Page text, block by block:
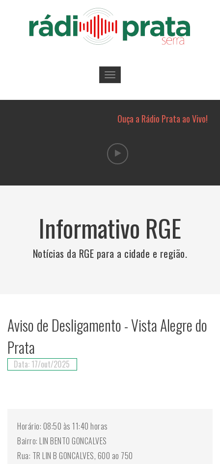
Toggle
navigation
Ouça a Rádio Prata ao Vivo!
Informativo RGE
Notícias da RGE para a cidade e região.
Aviso de Desligamento - Vista Alegre do
Prata
Data: 17/out/2025
Horário: 08:50 às 11:40 horas
Bairro: LIN BENTO GONCALVES
Rua: TR LIN B GONCALVES, 600 ao 750